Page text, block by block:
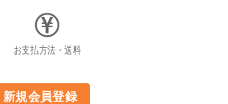
お支払方法・送料
新規会員登録